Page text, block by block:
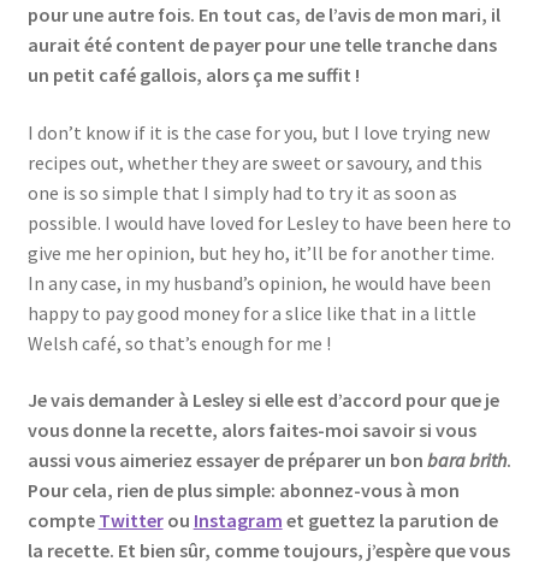
pour une autre fois. En tout cas, de l’avis de mon mari, il
aurait été content de payer pour une telle tranche dans
un petit café gallois, alors ça me suffit !
I don’t know if it is the case for you, but I love trying new
recipes out, whether they are sweet or savoury, and this
one is so simple that I simply had to try it as soon as
possible. I would have loved for Lesley to have been here to
give me her opinion, but hey ho, it’ll be for another time.
In any case, in my husband’s opinion, he would have been
happy to pay good money for a slice like that in a little
Welsh café, so that’s enough for me !
Je vais demander à Lesley si elle est d’accord pour que je
vous donne la recette, alors faites-moi savoir si vous
aussi vous aimeriez essayer de préparer un bon bara brith.
Pour cela, rien de plus simple: abonnez-vous à mon
compte Twitterou Instagram et guettez la parution de
la recette. Et bien sûr, comme toujours, j’espère que vous